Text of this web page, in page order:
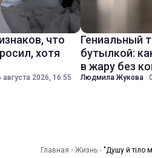
что
хотя
августа 2026, 16:55
Гениальный
бутылкой:
в жару без
Людмила Жукова ·
Главная › Жизнь › "Душу й тіло